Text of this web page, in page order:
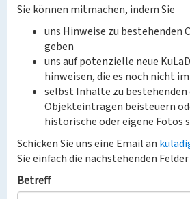
Sie können mitmachen, indem Sie
uns Hinweise zu bestehenden
geben
uns auf potenzielle neue
hinweisen, die es noch nicht
selbst Inhalte zu bestehenden
Objekteinträgen beisteuern
historische oder eigene Fotos
Schicken Sie uns eine Email an
Sie einfach die nachstehenden Felder
Betreff